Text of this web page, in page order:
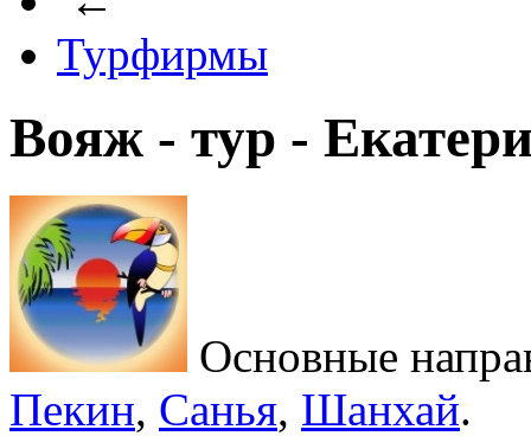
Турфирмы
Вояж - тур -
Основные
Пекин, Санья, Шанхай.